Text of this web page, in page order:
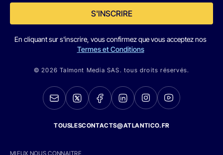
S'INSCRIRE
En cliquant sur s'inscrire, vous confirmez que vous acceptez nos
Termes et Conditions
© 2026 Talmont Media SAS. tous droits réservés.
TOUSLESCONTACTS@ATLANTICO.FR
MIEUX NOUS CONNAITRE